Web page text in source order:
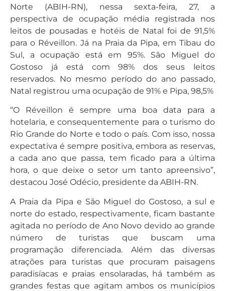
Norte (ABIH-RN), nessa sexta-feira, 27, a
perspectiva de ocupação média registrada nos
leitos de pousadas e hotéis de Natal foi de 91,5%
para o Réveillon. Já na Praia da Pipa, em Tibau do
Sul, a ocupação está em 95%. São Miguel do
Gostoso já está com 98% dos seus leitos
reservados. No mesmo período do ano passado,
Natal registrou uma ocupação de 91% e Pipa, 98,5%
“O Réveillon é sempre uma boa data para a
hotelaria, e consequentemente para o turismo do
Rio Grande do Norte e todo o país. Com isso, nossa
expectativa é sempre positiva, embora as reservas,
a cada ano que passa, tem ficado para a última
hora, o que deixe o setor um tanto apreensivo”,
destacou José Odécio, presidente da ABIH-RN.
A Praia da Pipa e São Miguel do Gostoso, a sul e
norte do estado, respectivamente, ficam bastante
agitada no período de Ano Novo devido ao grande
número de turistas que buscam uma
programação diferenciada. Além das diversas
atrações para turistas que procuram paisagens
paradisíacas e praias ensolaradas, há também as
grandes festas que agitam ambos os municípios